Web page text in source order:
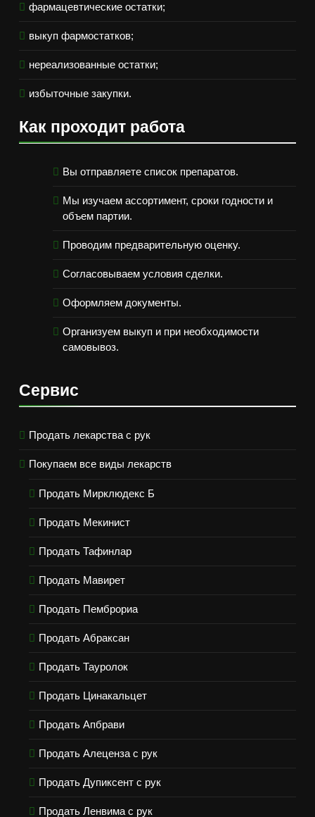
фармацевтические остатки;
выкуп фармостатков;
нереализованные остатки;
избыточные закупки.
Как проходит работа
Вы отправляете список препаратов.
Мы изучаем ассортимент, сроки годности и
объем партии.
Проводим предварительную оценку.
Согласовываем условия сделки.
Оформляем документы.
Организуем выкуп и при необходимости
самовывоз.
Сервис
Продать лекарства с рук
Покупаем все виды лекарств
Продать Мирклюдекс Б
Продать Мекинист
Продать Тафинлар
Продать Мавирет
Продать Пемброриа
Продать Абраксан
Продать Тауролок
Продать Цинакальцет
Продать Апбрави
Продать Алеценза с рук
Продать Дупиксент с рук
Продать Ленвима с рук